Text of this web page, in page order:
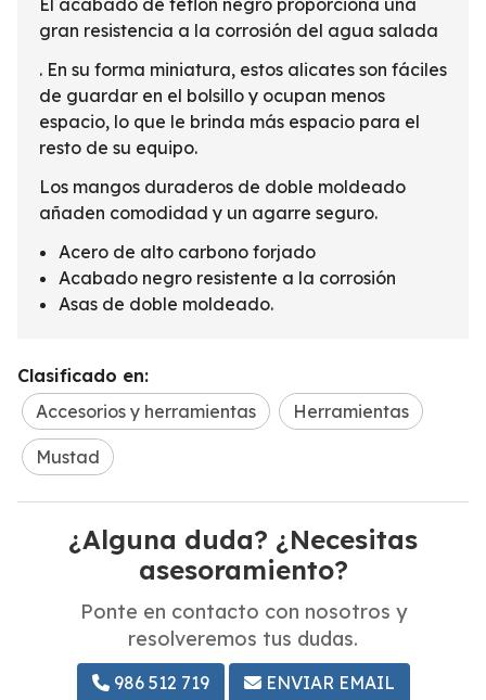
El acabado de teflón negro proporciona una
gran resistencia a la corrosión del agua salada
. En su forma miniatura, estos alicates son fáciles
de guardar en el bolsillo y ocupan menos
espacio, lo que le brinda más espacio para el
resto de su equipo.
Los mangos duraderos de doble moldeado
añaden comodidad y un agarre seguro.
Acero de alto carbono forjado
Acabado negro resistente a la corrosión
Asas de doble moldeado.
Clasificado en:
Accesorios y herramientas
Herramientas
Mustad
¿Alguna duda? ¿Necesitas
asesoramiento?
Ponte en contacto con nosotros y
resolveremos tus dudas.
986 512 719 ENVIAR EMAIL